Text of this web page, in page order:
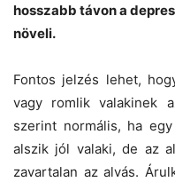
hosszabb távon a
növeli.
Fontos jelzés lehet,
vagy romlik valakinek
szerint normális, ha
alszik jól valaki, de az
zavartalan az alvás.